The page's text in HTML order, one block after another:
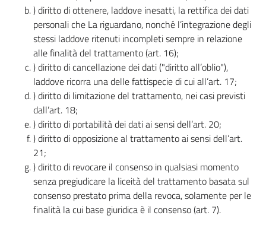
) diritto di ottenere, laddove inesatti, la rettifica dei dati
personali che La riguardano, nonché l’integrazione degli
stessi laddove ritenuti incompleti sempre in relazione
alle finalità del trattamento (art. 16);
) diritto di cancellazione dei dati ("diritto all’oblio"),
laddove ricorra una delle fattispecie di cui all’art. 17;
) diritto di limitazione del trattamento, nei casi previsti
dall’art. 18;
) diritto di portabilità dei dati ai sensi dell’art. 20;
) diritto di opposizione al trattamento ai sensi dell’art.
21;
) diritto di revocare il consenso in qualsiasi momento
senza pregiudicare la liceità del trattamento basata sul
consenso prestato prima della revoca, solamente per le
finalità la cui base giuridica è il consenso (art. 7).